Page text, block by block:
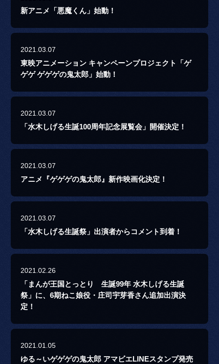
新アニメ「悪魔くん」始動！
2021.03.07
東映アニメーション キャンペーンプロジェクト「ゲ
ゲゲ ゲゲゲの鬼太郎」始動！
2021.03.07
「水木しげる生誕100周年記念展覧会」開催決定！
2021.03.07
アニメ『ゲゲゲの鬼太郎』新作映画化決定！
2021.03.07
「水木しげる生誕祭」出演者からコメント到着！
2021.02.26
「まんが王国とっとり 生誕99年 水木しげる生誕
祭」に、6期ねこ娘役・庄司宇芽香さん追加出演決
定！
2021.01.05
ゆる～いゲゲゲの鬼太郎 アマビエLINEスタンプ発売